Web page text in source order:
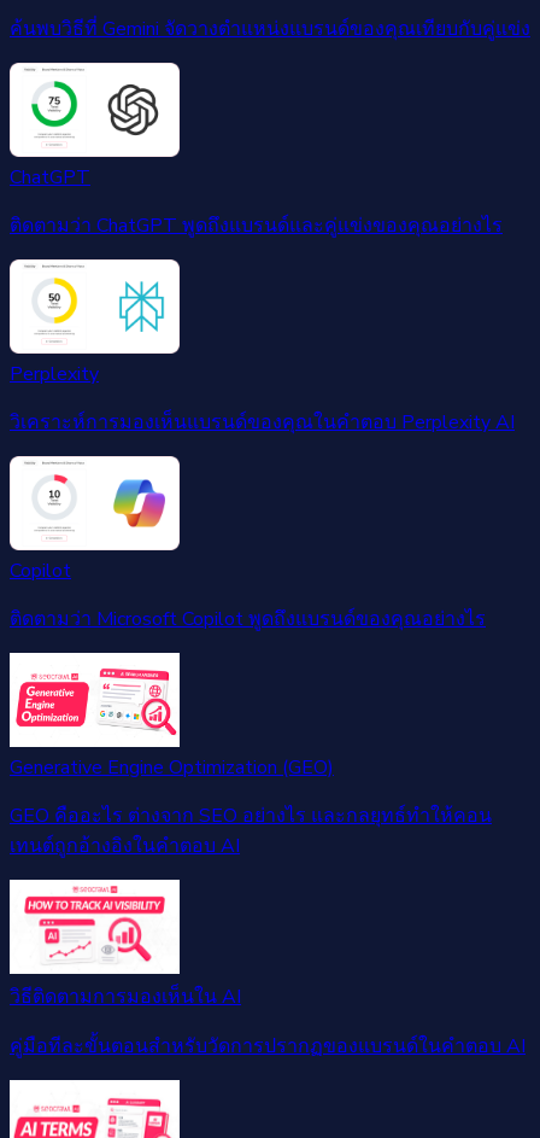
ค้นพบวิธีที่ Gemini จัดวางตำแหน่งแบรนด์ของคุณเทียบกับคู่แข่ง
ChatGPT
ติดตามว่า ChatGPT พูดถึงแบรนด์และคู่แข่งของคุณอย่างไร
Perplexity
วิเคราะห์การมองเห็นแบรนด์ของคุณในคำตอบ Perplexity AI
Copilot
ติดตามว่า Microsoft Copilot พูดถึงแบรนด์ของคุณอย่างไร
Generative Engine Optimization (GEO)
GEO คืออะไร ต่างจาก SEO อย่างไร และกลยุทธ์ทำให้คอน
เทนต์ถูกอ้างอิงในคำตอบ AI
วิธีติดตามการมองเห็นใน AI
คู่มือทีละขั้นตอนสำหรับวัดการปรากฏของแบรนด์ในคำตอบ AI